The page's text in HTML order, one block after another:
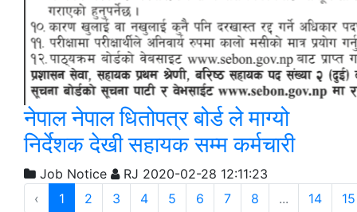
नेपाल नेपाल धितोपत्र बोर्ड ले माग्यो
निर्देशक देखी सहायक सम्म कर्मचारी
Job Notice RJ 2020-02-28 12:11:23
‹
1 2 3 4 5 6 7 8 ... 14 15